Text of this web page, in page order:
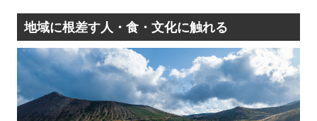
地域に根差す人・食・文化に触れる